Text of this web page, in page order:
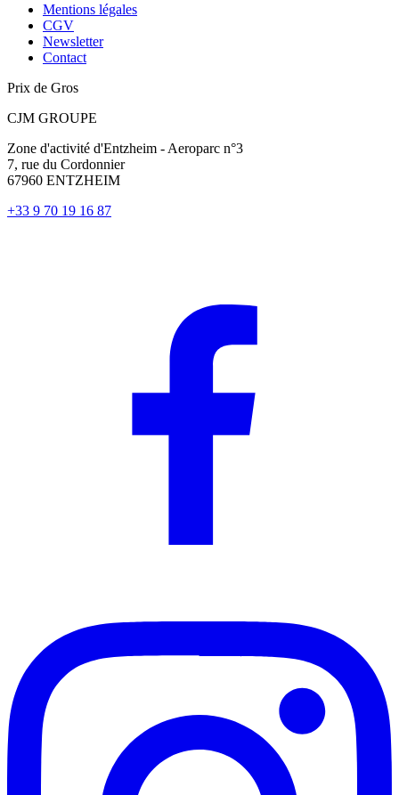
Mentions légales
CGV
Newsletter
Contact
Prix de Gros
CJM GROUPE
Zone d'activité d'Entzheim - Aeroparc n°3
7, rue du Cordonnier
67960 ENTZHEIM
+33 9 70 19 16 87